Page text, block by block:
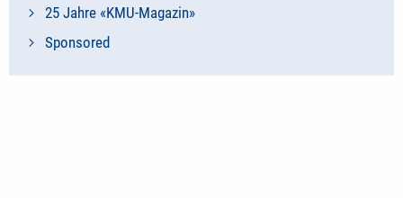
25 Jahre «KMU-Magazin»
Sponsored